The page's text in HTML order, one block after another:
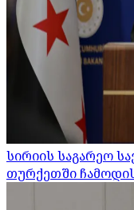
სირიის საგარეო
თურქეთში